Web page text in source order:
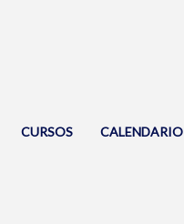
CURSOS CALENDARIO